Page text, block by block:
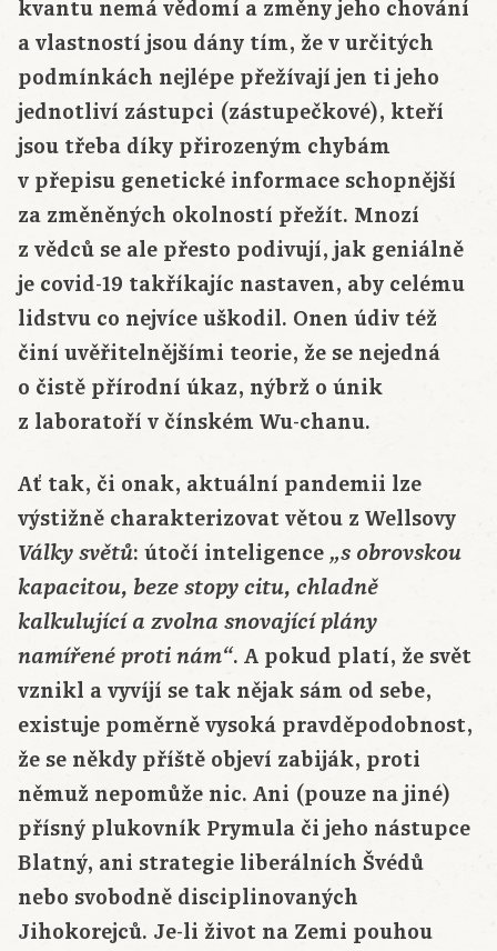
kvantu nemá vědomí a změny jeho chování
a vlastností jsou dány tím, že v určitých
podmínkách nejlépe přežívají jen ti jeho
jednotliví zástupci (zástupečkové), kteří
jsou třeba díky přirozeným chybám
v přepisu genetické informace schopnější
za změněných okolností přežít. Mnozí
z vědců se ale přesto podivují, jak geniálně
je covid-19 takříkajíc nastaven, aby celému
lidstvu co nejvíce uškodil. Onen údiv též
činí uvěřitelnějšími teorie, že se nejedná
o čistě přírodní úkaz, nýbrž o únik
z laboratoří v čínském Wu-chanu.
Ať tak, či onak, aktuální pandemii lze
výstižně charakterizovat větou z Wellsovy
Války světů: útočí inteligence „s obrovskou
kapacitou, beze stopy citu, chladně
kalkulující a zvolna snovající plány
namířené proti nám“. A pokud platí, že svět
vznikl a vyvíjí se tak nějak sám od sebe,
existuje poměrně vysoká pravděpodobnost,
že se někdy příště objeví zabiják, proti
němuž nepomůže nic. Ani (pouze na jiné)
přísný plukovník Prymula či jeho nástupce
Blatný, ani strategie liberálních Švédů
nebo svobodně disciplinovaných
Jihokorejců. Je-li život na Zemi pouhou